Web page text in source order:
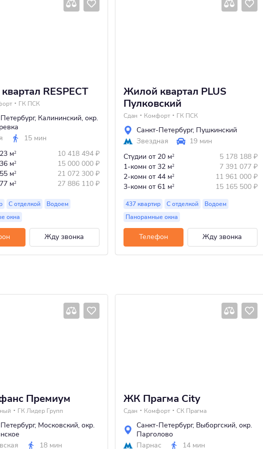
RESPECT
ГК ПСК
, Калининский, окр.
15 мин
м2 10 418 494 ₽
м2 15 000 000 ₽
м2 21 072 300 ₽
м2 27 886 110 ₽
С отделкой
Водоем
окна
Жду звонка
Жилой квартал PLUS
Пулковский
Сдан Комфорт ГК ПСК
Санкт-Петербург, Пушкинский
Звездная
19 мин
Студии от 20 м2 5 178 188 ₽
1-комн от 32 м2 7 391 077 ₽
2-комн от 44 м2 11 961 000 ₽
3-комн от 61 м2 15 165 500 ₽
437 квартир С отделкой
Водоем
Панорамные окна
Телефон Жду звонка
Премиум
ГК Лидер Групп
, Московский, окр.
18 мин
ЖК Прагма City
Сдан Комфорт СК Прагма
Санкт-Петербург, Выборгский, окр.
Парголово
Парнас
14 мин